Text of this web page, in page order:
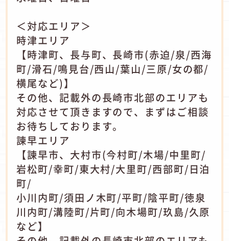
＜対応エリア＞
時津エリア
【時津町、長与町、長崎市(赤迫/泉/西海
町/滑石/鳴見台/西山/葉山/三原/女の都/
横尾など)】
その他、記載外の長崎市北部のエリアも
対応させて頂きますので、まずはご相談
お待ちしております。
諫早エリア
【諫早市、大村市(今村町/木場/中里町/
岩松町/幸町/東大村/大里町/西部町/日泊
町/
小川内町/須田ノ木町/平町/陰平町/徳泉
川内町/溝陸町/片町/向木場町/玖島/久原
など】